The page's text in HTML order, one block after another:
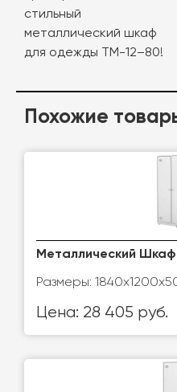
стильный
металлический шкаф
для одежды ТМ-12–80!
Похожие
Металлический
Размеры:
Цена: 28 405 руб.